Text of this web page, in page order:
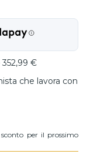
€
che lavora con
per il prossimo